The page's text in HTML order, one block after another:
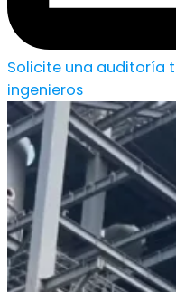
Solicite una auditoría
ingenieros